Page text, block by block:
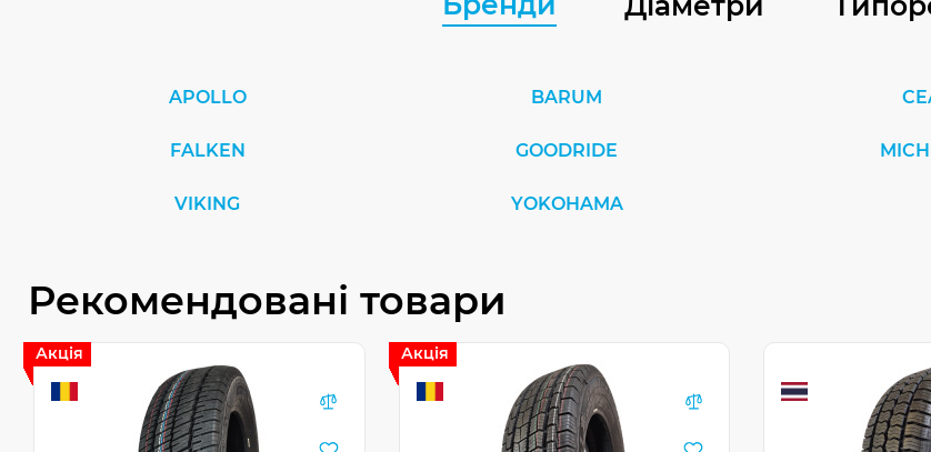
APOLLO BARUM
FALKEN GOODRIDE
VIKING YOKOHAMA
Рекомендовані товари
Акція Акція